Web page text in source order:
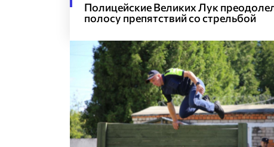
Полицейские Великих Лук
полосу препятствий со стрельбой